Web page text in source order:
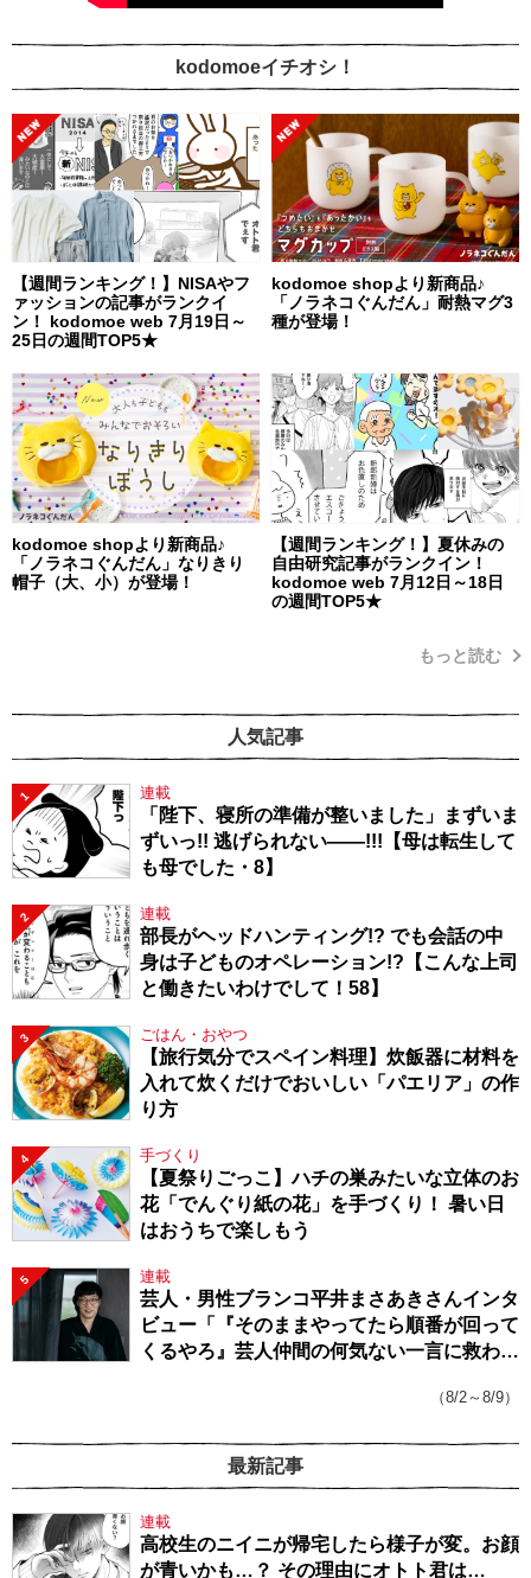
kodomoeイチオシ！
【週間ランキング！】NISAやフ
ァッションの記事がランクイ
ン！ kodomoe web 7月19日～
25日の週間TOP5★
kodomoe shopより新商品♪
「ノラネコぐんだん」耐熱マグ3
種が登場！
kodomoe shopより新商品♪
「ノラネコぐんだん」なりきり
帽子（大、小）が登場！
【週間ランキング！】夏休みの
自由研究記事がランクイン！
kodomoe web 7月12日～18日
の週間TOP5★
もっと読む
人気記事
1 連載
「陛下、寝所の準備が整いました」まずいま
ずいっ!! 逃げられない――!!!【母は転生して
も母でした・8】
2 連載
部長がヘッドハンティング!? でも会話の中
身は子どものオペレーション!?【こんな上司
と働きたいわけでして！58】
3 ごはん・おやつ
【旅行気分でスペイン料理】炊飯器に材料を
入れて炊くだけでおいしい「パエリア」の作
り方
4 手づくり
【夏祭りごっこ】ハチの巣みたいな立体のお
花「でんぐり紙の花」を手づくり！ 暑い日
はおうちで楽しもう
5 連載
芸人・男性ブランコ平井まさあきさんインタ
ビュー「『そのままやってたら順番が回って
くるやろ』芸人仲間の何気ない一言に救われ
（8/2～8/9）
最新記事
連載
高校生のニイニが帰宅したら様子が変。お顔
が青いかも…？ その理由にオトト君は…